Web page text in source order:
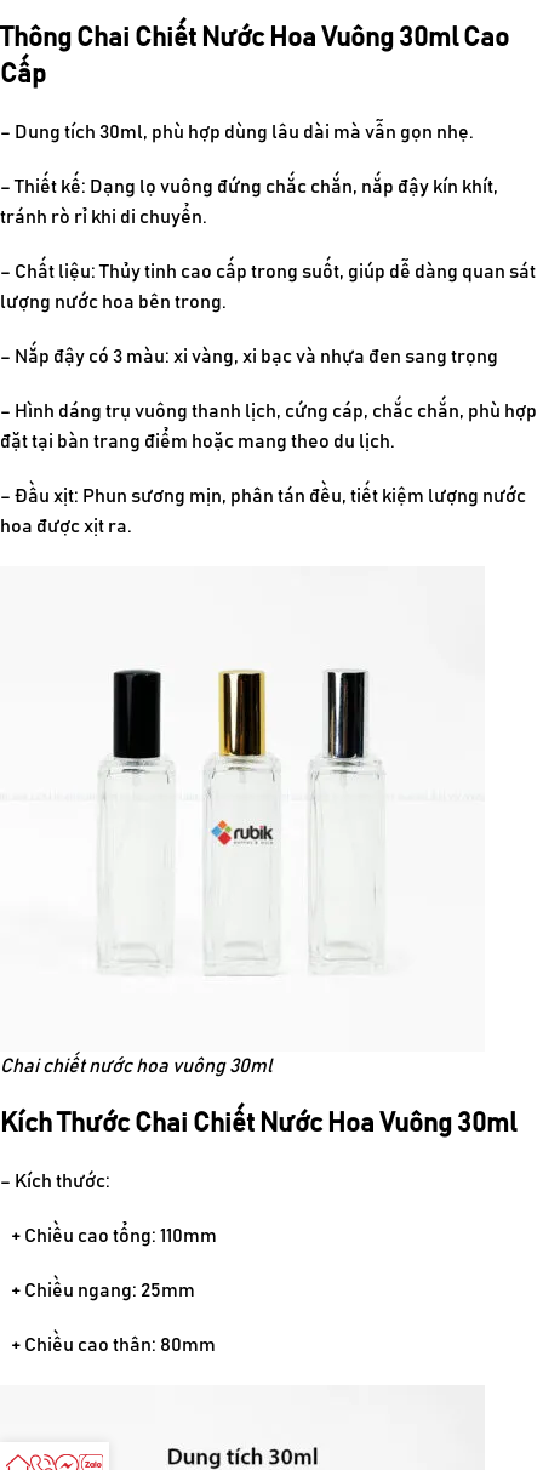
Thông Chai Chiết Nước Hoa Vuông 30ml Cao
Cấp
– Dung tích 30ml, phù hợp dùng lâu dài mà vẫn gọn nhẹ.
– Thiết kế: Dạng lọ vuông đứng chắc chắn, nắp đậy kín khít,
tránh rò rỉ khi di chuyển.
– Chất liệu: Thủy tinh cao cấp trong suốt, giúp dễ dàng quan sát
lượng nước hoa bên trong.
– Nắp đậy có 3 màu: xi vàng, xi bạc và nhựa đen sang trọng
– Hình dáng trụ vuông thanh lịch, cứng cáp, chắc chắn, phù hợp
đặt tại bàn trang điểm hoặc mang theo du lịch.
– Đầu xịt: Phun sương mịn, phân tán đều, tiết kiệm lượng nước
hoa được xịt ra.
Chai chiết nước hoa vuông 30ml
Kích Thước Chai Chiết Nước Hoa Vuông 30ml
– Kích thước:
+ Chiều cao tổng: 110mm
+ Chiều ngang: 25mm
+ Chiều cao thân: 80mm